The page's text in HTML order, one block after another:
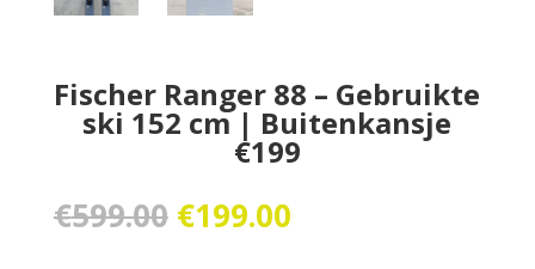
Fischer Ranger 88 – Gebruikte
ski 152 cm | Buitenkansje
€199
€599.00 Oorspronkelijke
prijs
€199.00Huidige